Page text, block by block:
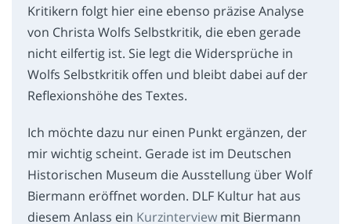
Kritikern folgt hier eine ebenso präzise Analyse
von Christa Wolfs Selbstkritik, die eben gerade
nicht eilfertig ist. Sie legt die Widersprüche in
Wolfs Selbstkritik offen und bleibt dabei auf der
Reflexionshöhe des Textes.
Ich möchte dazu nur einen Punkt ergänzen, der
mir wichtig scheint. Gerade ist im Deutschen
Historischen Museum die Ausstellung über Wolf
Biermann eröffnet worden. DLF Kultur hat aus
diesem Anlass ein Kurzinterview mit Biermann